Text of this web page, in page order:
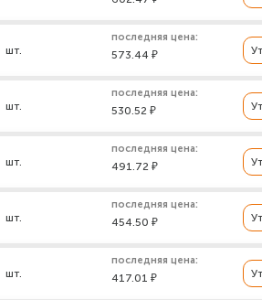
шт.
последняя цена:
573.44 ₽
шт.
последняя цена:
530.52 ₽
шт.
последняя цена:
491.72 ₽
шт.
последняя цена:
454.50 ₽
шт.
последняя цена:
417.01 ₽